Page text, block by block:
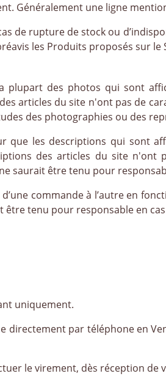
Généralement une ligne
de rupture de stock ou
les Produits proposés sur le
des photos qui sont
articles du site n'ont pas de
des photographies ou des
que les descriptions qui sont
des articles du site n'ont
saurait être tenu pour
commande à l’autre en
être tenu pour responsable en
uniquement.
directement par téléphone en
le virement, dès réception